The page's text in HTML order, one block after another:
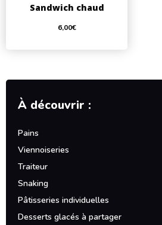
À découvrir :
Pains
Viennoiseries
Traiteur
Snaking
Pâtisseries individuelles
Desserts glacés à partager
Sandwich chaud
6,00€